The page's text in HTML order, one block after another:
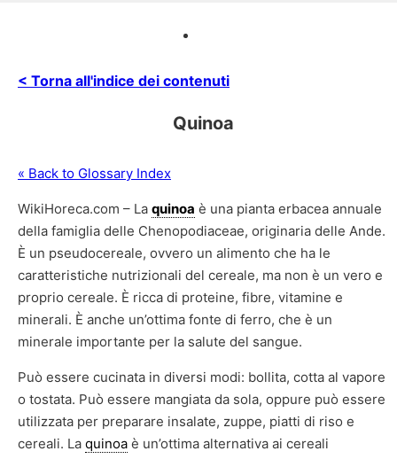
< Torna all'indice dei contenuti
Quinoa
« Back to Glossary Index
WikiHoreca.com – La quinoa è una pianta erbacea annuale
della famiglia delle Chenopodiaceae, originaria delle Ande.
È un pseudocereale, ovvero un alimento che ha le
caratteristiche nutrizionali del cereale, ma non è un vero e
proprio cereale. È ricca di proteine, fibre, vitamine e
minerali. È anche un’ottima fonte di ferro, che è un
minerale importante per la salute del sangue.
Può essere cucinata in diversi modi: bollita, cotta al vapore
o tostata. Può essere mangiata da sola, oppure può essere
utilizzata per preparare insalate, zuppe, piatti di riso e
cereali. La quinoa è un’ottima alternativa ai cereali